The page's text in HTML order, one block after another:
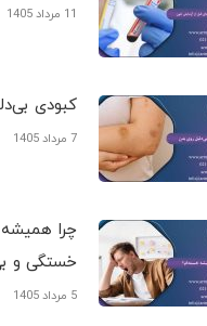
11 مرداد 1405
کبودی‌
7 مرداد 1405
چرا
خستگی و
5 مرداد 1405